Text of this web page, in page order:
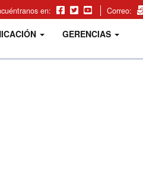
en: Correo:
GERENCIAS